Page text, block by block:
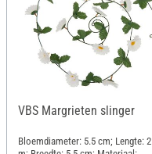
VBS Margrieten slinger
Bloemdiameter: 5.5 cm; Lengte: 2